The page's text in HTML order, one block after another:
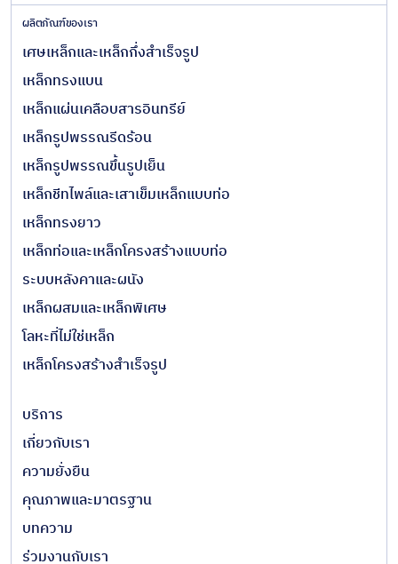
ผลิตภัณฑ์ของเรา
เศษเหล็กและเหล็กกึ่งสำเร็จรูป
เหล็กทรงแบน
เหล็กแผ่นเคลือบสารอินทรีย์
เหล็กรูปพรรณรีดร้อน
เหล็กรูปพรรณขึ้นรูปเย็น
เหล็กชีทไพล์และเสาเข็มเหล็กแบบท่อ
เหล็กทรงยาว
เหล็กท่อและเหล็กโครงสร้างแบบท่อ
ระบบหลังคาและผนัง
เหล็กผสมและเหล็กพิเศษ
โลหะที่ไม่ใช่เหล็ก
เหล็กโครงสร้างสำเร็จรูป
บริการ
เกี่ยวกับเรา
ความยั่งยืน
คุณภาพและมาตรฐาน
บทความ
ร่วมงานกับเรา